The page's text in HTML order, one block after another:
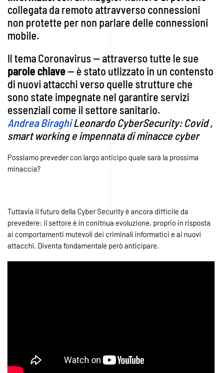
collegata da remoto attravverso connessioni
non protette per non parlare delle connessioni
mobile.
Il tema Coronavirus — attraverso tutte le sue
parolechiave— è stato utlizzato in un contensto
di nuovi attacchi verso quelle strutture che
sono state impegnate nel garantire servizi
essenziali come il settore sanitario.
Andrea BiraghiLeonardo CyberSecurity: Covid ,
smart working e impennata di minacce cyber
Possiamo preveder con largo anticipo quale sarà la prossima
minaccia?
Tuttavia il futuro della Cyber Security è ancora difficile da
prevedere: il settore è in conitnua evoluzione, proprio in risposta
ai comportamenti mutevoli dei criminali informatici e ai nuovi
attacchi. Diventa fondamentale però anticipare.